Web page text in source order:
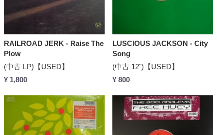
RAILROAD JERK - Raise The
Plow
(中古 LP)【USED】
¥ 1,800
LUSCIOUS JACKSON - City
Song
(中古 12")【USED】
¥ 800